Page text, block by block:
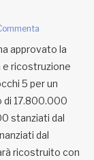
approvato la
e ricostruzione
5 per un
di 17.800.000
stanziati dal
dal
ricostruito con